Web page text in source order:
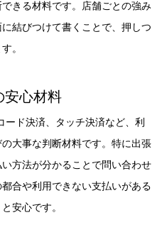
きる材料です。店舗ごとの強み
結びつけて書くことで、押しつ
。
安心材料
ード決済、タッチ決済など、利
大事な判断材料です。特に出張
方法が分かることで問い合わせ
合や利用できない支払いがある
安心です。